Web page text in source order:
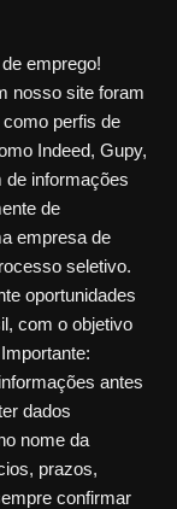
emprego!
nosso site foram
perfis de
Indeed, Gupy,
de informações
de
empresa de
seletivo.
oportunidades
com o objetivo
antes
dados
nome da
prazos,
confirmar